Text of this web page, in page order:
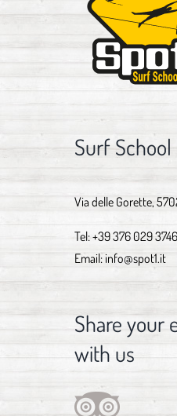
Surf
Via delle Gorette,
Tel:+39 376 029 3746
Email: info@spot1.it
Share your
with us